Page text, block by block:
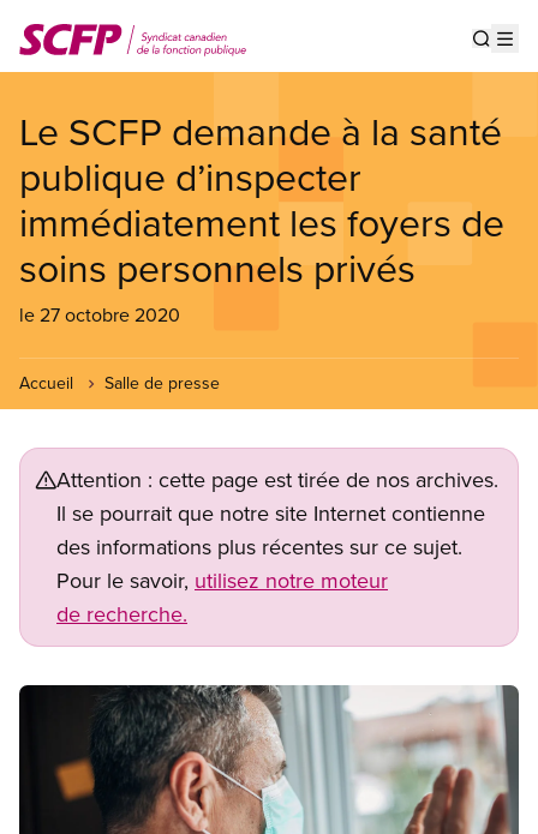
au
contenu
Le SCFP demande à la santé
publique d’inspecter
immédiatement les foyers de
soins personnels privés
le 27 octobre 2020
Accueil Salle de presse
Attention : cette page est tirée de nos archives.
Il se pourrait que notre site Internet contienne
des informations plus récentes sur ce sujet.
Pour le savoir, utilisez notre moteur
de recherche.
Image